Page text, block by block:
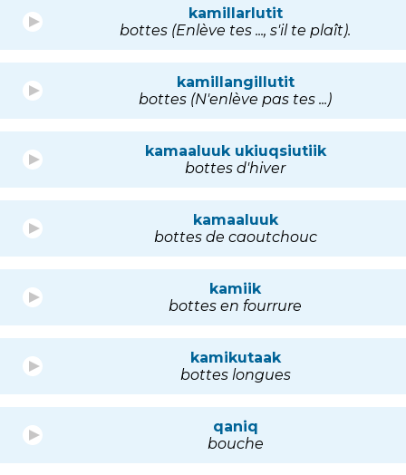
kamillarlutit
bottes (Enlève tes ..., s'il te plaît).
kamillangillutit
bottes (N'enlève pas tes ...)
kamaaluuk ukiuqsiutiik
bottes d'hiver
kamaaluuk
bottes de caoutchouc
kamiik
bottes en fourrure
kamikutaak
bottes longues
qaniq
bouche